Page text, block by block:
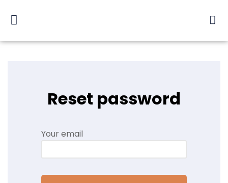
Reset password
Your email